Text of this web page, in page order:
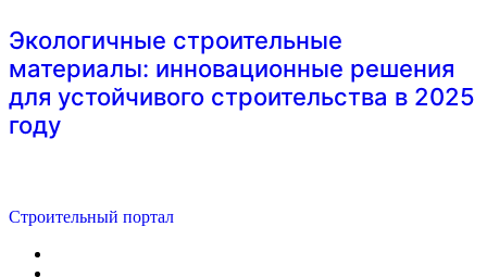
Экологичные строительные
материалы: инновационные решения
для устойчивого строительства в 2025
году
Строительный портал